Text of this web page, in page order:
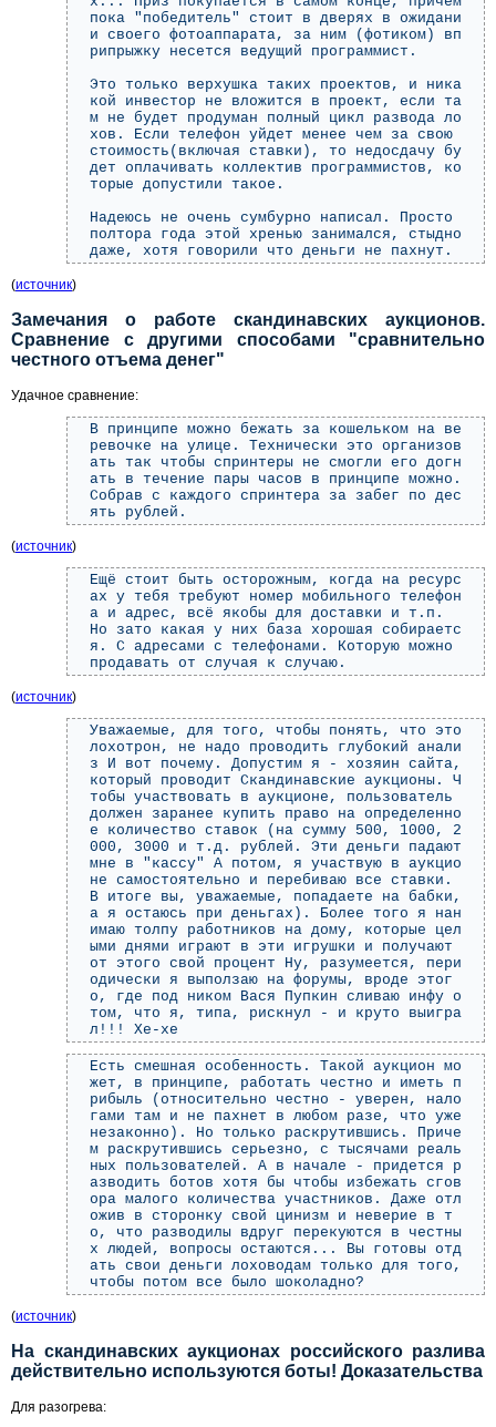
пока "победитель" стоит в дверях в ожидани
и своего фотоаппарата, за ним (фотиком) вп
рипрыжку несется ведущий программист.
Это только верхушка таких проектов, и ника
кой инвестор не вложится в проект, если та
м не будет продуман полный цикл развода ло
хов. Если телефон уйдет менее чем за свою
стоимость(включая ставки), то недосдачу бу
дет оплачивать коллектив программистов, ко
торые допустили такое.
Надеюсь не очень сумбурно написал. Просто
полтора года этой хренью занимался, стыдно
даже, хотя говорили что деньги не пахнут.
(источник)
Замечания о работе скандинавских аукционов.
Сравнение с другими способами "сравнительно
честного отъема денег"
Удачное сравнение:
В принципе можно бежать за кошельком на ве
ревочке на улице. Технически это организов
ать так чтобы спринтеры не смогли его догн
ать в течение пары часов в принципе можно.
Собрав с каждого спринтера за забег по дес
ять рублей.
(источник)
Ещё стоит быть осторожным, когда на ресурс
ах у тебя требуют номер мобильного телефон
а и адрес, всё якобы для доставки и т.п.
Но зато какая у них база хорошая собираетс
я. С адресами с телефонами. Которую можно
продавать от случая к случаю.
(источник)
Уважаемые, для того, чтобы понять, что это
лохотрон, не надо проводить глубокий анали
з И вот почему. Допустим я - хозяин сайта,
который проводит Скандинавские аукционы. Ч
тобы участвовать в аукционе, пользователь
должен заранее купить право на определенно
е количество ставок (на сумму 500, 1000, 2
000, 3000 и т.д. рублей. Эти деньги падают
мне в "кассу" А потом, я участвую в аукцио
не самостоятельно и перебиваю все ставки.
В итоге вы, уважаемые, попадаете на бабки,
а я остаюсь при деньгах). Более того я нан
имаю толпу работников на дому, которые цел
ыми днями играют в эти игрушки и получают
от этого свой процент Ну, разумеется, пери
одически я выползаю на форумы, вроде этог
о, где под ником Вася Пупкин сливаю инфу о
том, что я, типа, рискнул - и круто выигра
л!!! Хе-хе
Есть смешная особенность. Такой аукцион мо
жет, в принципе, работать честно и иметь п
рибыль (относительно честно - уверен, нало
гами там и не пахнет в любом разе, что уже
незаконно). Но только раскрутившись. Приче
м раскрутившись серьезно, с тысячами реаль
ных пользователей. А в начале - придется р
азводить ботов хотя бы чтобы избежать сгов
ора малого количества участников. Даже отл
ожив в сторонку свой цинизм и неверие в т
о, что разводилы вдруг перекуются в честны
х людей, вопросы остаются... Вы готовы отд
ать свои деньги лоховодам только для того,
чтобы потом все было шоколадно?
(источник)
На скандинавских аукционах российского разлива
действительно используются боты! Доказательства
Для разогрева: